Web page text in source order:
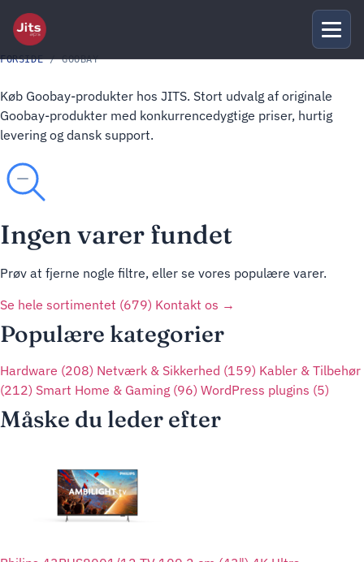
FORSIDE/ GOOBAY
Køb Goobay-produkter hos JITS. Stort udvalg af originale
Goobay-produkter med konkurrencedygtige priser, hurtig
levering og dansk support.
Ingen varer fundet
Prøv at fjerne nogle filtre, eller se vores populære varer.
Se hele sortimentet (679) Kontakt os →
Populære kategorier
Hardware (208) Netværk & Sikkerhed (159) Kabler & Tilbehør
(212) Smart Home & Gaming (96) WordPress plugins (5)
Måske du leder efter